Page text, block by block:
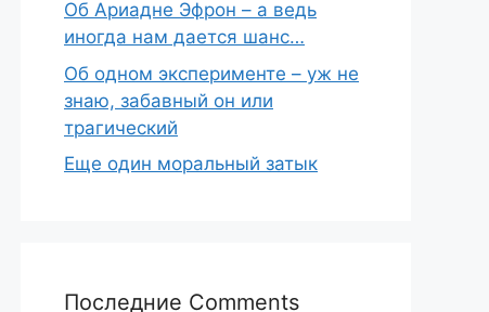
Об Ариадне Эфрон – а ведь
иногда нам дается шанс…
Об одном эксперименте – уж не
знаю, забавный он или
трагический
Еще один моральный затык
Последние Comments